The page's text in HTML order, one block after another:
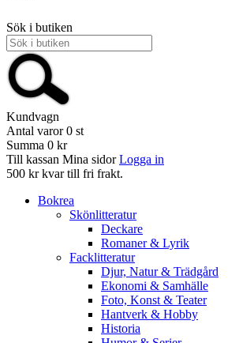
Sök i butiken
Kundvagn
Antal varor 0 st
Summa 0 kr
Till kassan Mina sidor Logga in
500 kr kvar till fri frakt.
Bokrea
Skönlitteratur
Deckare
Romaner & Lyrik
Facklitteratur
Djur, Natur & Trädgård
Ekonomi & Samhälle
Foto, Konst & Teater
Hantverk & Hobby
Historia